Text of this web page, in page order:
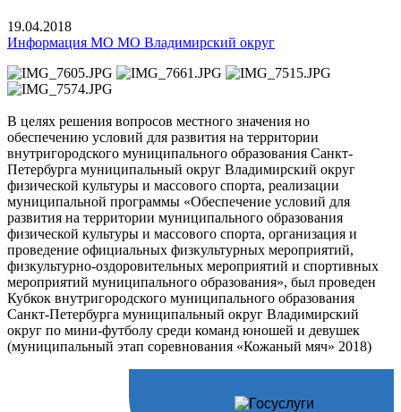
19.04.2018
Информация МО МО Владимирский округ
В целях решения вопросов местного значения но
обеспечению условий для развития на территории
внутригородского муниципального образования Санкт-
Петербурга муниципальный округ Владимирский округ
физической культуры и массового спорта, реализации
муниципальной программы «Обеспечение условий для
развития на территории муниципального образования
физической культуры и массового спорта, организация и
проведение официальных физкультурных мероприятий,
физкультурно-оздоровительных мероприятий и спортивных
мероприятий муниципального образования», был проведен
Кубкок внутригородского муниципального образования
Санкт-Петербурга муниципальный округ Владимирский
округ по мини-футболу среди команд юношей и девушек
(муниципальный этап соревнования «Кожаный мяч» 2018)